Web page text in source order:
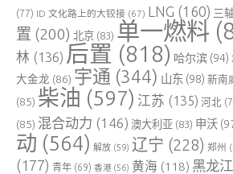
(77) ID 文化路上的大铰接 (67) LNG (160) 三
置 (200) 北京 (83) 单一燃料
林 (136) 后置 (818) 哈尔滨 (94)
大金龙 (86) 宇通 (344) 山东 (98) 新南
(85) 柴油 (597) 江苏 (135) 河北
(85) 混合动力 (146) 澳大利亚 (83) 申沃
动 (564) 解放 (59) 辽宁 (228) 郑州
(177) 青年 (69) 香港 (56) 黄海 (118) 黑龙江